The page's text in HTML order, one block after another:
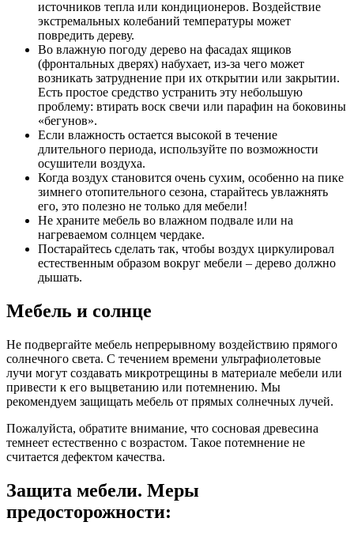
источников тепла или кондиционеров. Воздействие
экстремальных колебаний температуры может
повредить дереву.
Во влажную погоду дерево на фасадах ящиков
(фронтальных дверях) набухает, из-за чего может
возникать затруднение при их открытии или закрытии.
Есть простое средство устранить эту небольшую
проблему: втирать воск свечи или парафин на боковины
«бегунов».
Если влажность остается высокой в течение
длительного периода, используйте по возможности
осушители воздуха.
Когда воздух становится очень сухим, особенно на пике
зимнего отопительного сезона, старайтесь увлажнять
его, это полезно не только для мебели!
Не храните мебель во влажном подвале или на
нагреваемом солнцем чердаке.
Постарайтесь сделать так, чтобы воздух циркулировал
естественным образом вокруг мебели – дерево должно
дышать.
Мебель и солнце
Не подвергайте мебель непрерывному воздействию прямого
солнечного света. С течением времени ультрафиолетовые
лучи могут создавать микротрещины в материале мебели или
привести к его выцветанию или потемнению. Мы
рекомендуем защищать мебель от прямых солнечных лучей.
Пожалуйста, обратите внимание, что сосновая древесина
темнеет естественно с возрастом. Такое потемнение не
считается дефектом качества.
Защита мебели. Меры
предосторожности: